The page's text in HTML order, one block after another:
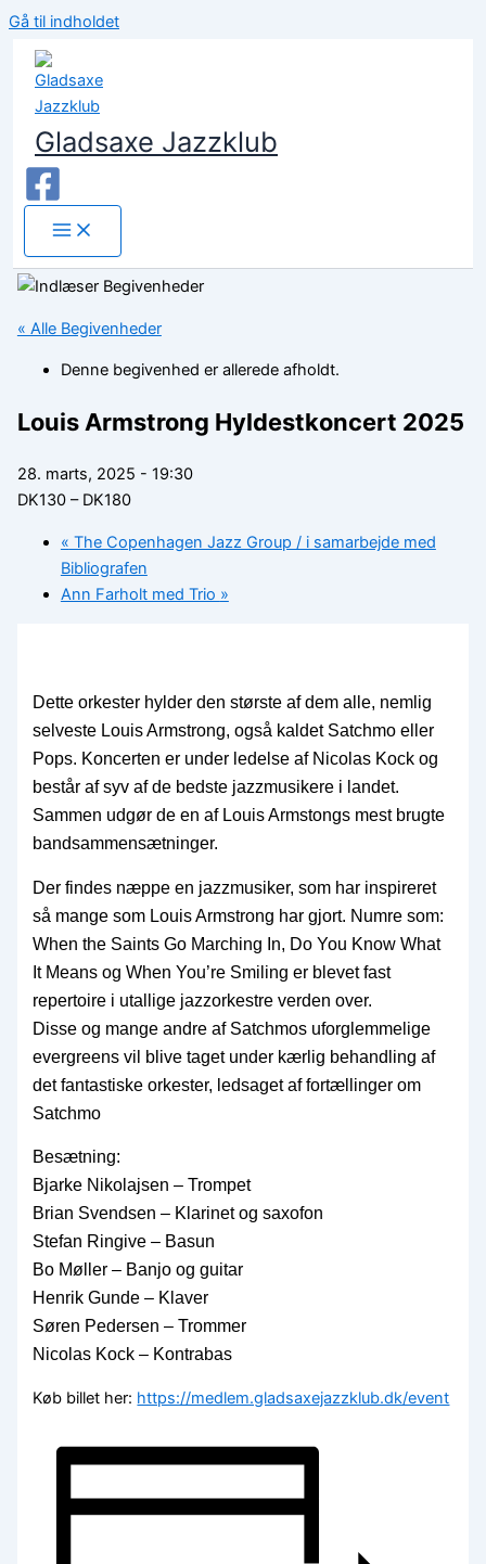
Gå til indholdet
Gladsaxe Jazzklub
« Alle Begivenheder
Denne begivenhed er allerede afholdt.
Louis Armstrong Hyldestkoncert 2025
28. marts, 2025 - 19:30
DK130 – DK180
« The Copenhagen Jazz Group / i samarbejde med
Bibliografen
Ann Farholt med Trio »
Dette orkester hylder den største af dem alle, nemlig
selveste Louis Armstrong, også kaldet Satchmo eller
Pops. Koncerten er under ledelse af Nicolas Kock og
består af syv af de bedste jazzmusikere i landet.
Sammen udgør de en af Louis Armstongs mest brugte
bandsammensætninger.
Der findes næppe en jazzmusiker, som har inspireret
så mange som Louis Armstrong har gjort. Numre som:
When the Saints Go Marching In, Do You Know What
It Means og When You’re Smiling er blevet fast
repertoire i utallige jazzorkestre verden over.
Disse og mange andre af Satchmos uforglemmelige
evergreens vil blive taget under kærlig behandling af
det fantastiske orkester, ledsaget af fortællinger om
Satchmo
Besætning:
Bjarke Nikolajsen – Trompet
Brian Svendsen – Klarinet og saxofon
Stefan Ringive – Basun
Bo Møller – Banjo og guitar
Henrik Gunde – Klaver
Søren Pedersen – Trommer
Nicolas Kock – Kontrabas
Køb billet her: https://medlem.gladsaxejazzklub.dk/event